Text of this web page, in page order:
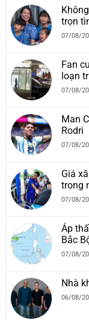
trọn
07/08/
Fan
loạn
07/08/
Man
Rodri
07/08/
Giá
trong
07/08/
Áp
Bắc
07/08/
Nhà
06/08/